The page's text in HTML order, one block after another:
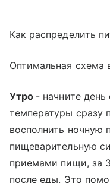
Как распределить
Оптимальная схема
Утро - начните
температуры сразу
восполнить ночную
пищеварительную
приемами пищи, за
после еды. Это